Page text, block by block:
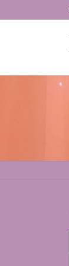
ン
へ
ビ
ョ